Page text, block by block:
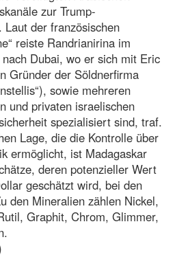
zur Trump-
der französischen
reiste Randrianirina im
Dubai, wo er sich mit Eric
Gründer der Söldnerfirma
sowie mehreren
und privaten israelischen
spezialisiert sind, traf.
Lage, die die Kontrolle über
ermöglicht, ist Madagaskar
deren potenzieller Wert
geschätzt wird, bei den
den Mineralien zählen Nickel,
Graphit, Chrom, Glimmer,